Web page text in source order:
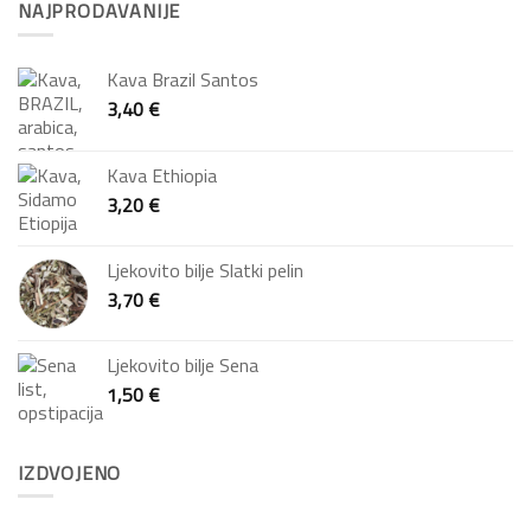
NAJPRODAVANIJE
Kava Brazil Santos
3,40€
Kava Ethiopia
3,20€
Ljekovito bilje Slatki pelin
3,70€
Ljekovito bilje Sena
1,50€
IZDVOJENO